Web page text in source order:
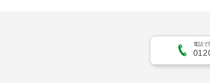
●リビングに隣接して
●洋室(1)にはウォー
電話で